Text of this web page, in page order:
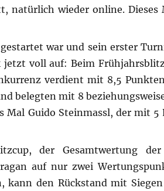
natürlich wieder online. Dieses
war und sein erster
voll auf: Beim
verdient mit 8,5
belegten mit 8
Mal Guido Steinmassl, der mit 5
der Gesamtwertung der
auf nur zwei
kann den Rückstand mit